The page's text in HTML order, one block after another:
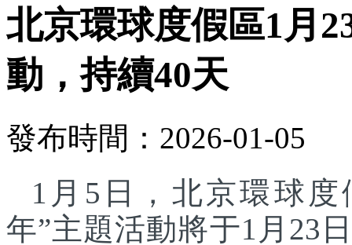
北京環球度假區1月
動，持續40天
發布時間：2026-01-05
1月5日，北京環球度
年”主題活動將于1月23